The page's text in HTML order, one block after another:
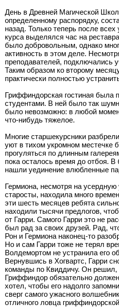
День в Древней Магической
определенному распорядку,
назад. Только теперь после
курса выделялся час на
было добровольным, однако
активность в этом деле.
преподавателей, подключались
Таким образом ко второму
практически полностью
Гриффиндорская гостиная была
студентами. В ней было так
было невозможно: в любой
что-нибудь тяжелое.
Многие старшекурсники
уют в тихом укромном местечке
прогуляться по длинным
пока осталось время до отбоя.
нашли уединение влюбленные
Гермиона, несмотря на усердную
старосты, находила много
эти шесть месяцев ребята
находили тысячи предлогов,
от Гарри. Самого Гарри это не
был рад за своих друзей. Рад,
Рон и Гермиона наконец-то
Но и сам Гарри тоже не терял
Волдемортом не устранила его
Вернувшись в Хогвартс, Гарри
команды по Квиддичу. Он решил,
Гриффиндор обязательно
хотел, чтобы его надолго
сверг самого ужасного
отличного ловца